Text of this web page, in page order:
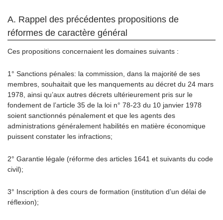
A. Rappel des précédentes propositions de
réformes de caractère général
Ces propositions concernaient les domaines suivants :
1° Sanctions pénales: la commission, dans la majorité de ses
membres, souhaitait que les manquements au décret du 24 mars
1978, ainsi qu’aux autres décrets ultérieurement pris sur le
fondement de l’article 35 de la loi n° 78-23 du 10 janvier 1978
soient sanctionnés pénalement et que les agents des
administrations généralement habilités en matière économique
puissent constater les infractions;
2° Garantie légale (réforme des articles 1641 et suivants du code
civil);
3° Inscription à des cours de formation (institution d’un délai de
réflexion);